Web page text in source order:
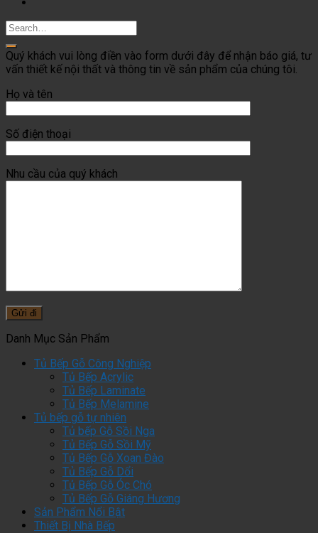
Quý khách vui lòng điền vào form dưới đây để nhận báo giá, tư
vấn thiết kế nội thất và thông tin về sản phẩm của chúng tôi.
Họ và tên
Số điện thoại
Nhu cầu của quý khách
Danh Mục Sản Phẩm
Tủ Bếp Gỗ Công Nghiệp
Tủ Bếp Acrylic
Tủ Bếp Laminate
Tủ Bếp Melamine
Tủ bếp gỗ tự nhiên
Tủ bếp Gỗ Sồi Nga
Tủ Bếp Gỗ Sồi Mỹ
Tủ Bếp Gỗ Xoan Đào
Tủ Bếp Gỗ Dổi
Tủ Bếp Gỗ Óc Chó
Tủ Bếp Gỗ Giáng Hương
Sản Phẩm Nổi Bật
Thiết Bị Nhà Bếp